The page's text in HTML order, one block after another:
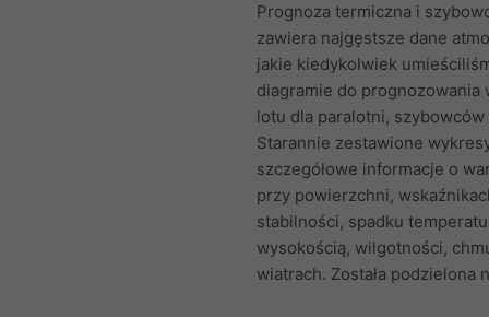
Prognoza termiczna i
zawiera najgęstsze dane
jakie kiedykolwiek
diagramie do prognozowania
lotu dla paralotni, szybowców
Starannie zestawione
szczegółowe informacje o
przy powierzchni,
stabilności, spadku
wysokością, wilgotności,
wiatrach. Została podzielona